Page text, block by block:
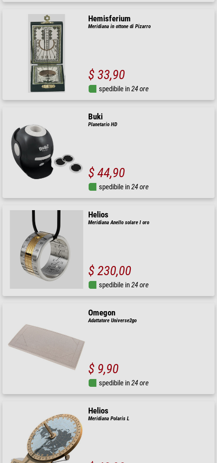
Hemisferium
Meridiana in ottone di Pizarro
$ 33,90
spedibile in24 ore
Buki
Planetario HD
$ 44,90
spedibile in24 ore
Helios
Meridiana Anello solare I oro
$ 230,00
spedibile in24 ore
Omegon
Adattatore Universe2go
$ 9,90
spedibile in24 ore
Helios
Meridiana Polaris L